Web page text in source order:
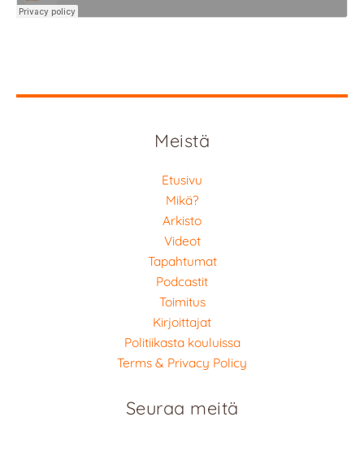
Meistä
Etusivu
Mikä?
Arkisto
Videot
Tapahtumat
Podcastit
Toimitus
Kirjoittajat
Politiikasta kouluissa
Terms & Privacy Policy
Seuraa meitä